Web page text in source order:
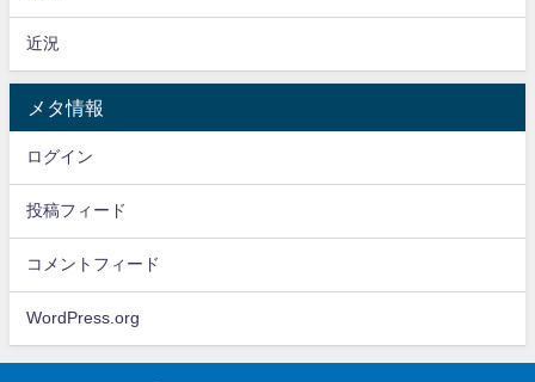
近況
メタ情報
ログイン
投稿フィード
コメントフィード
WordPress.org